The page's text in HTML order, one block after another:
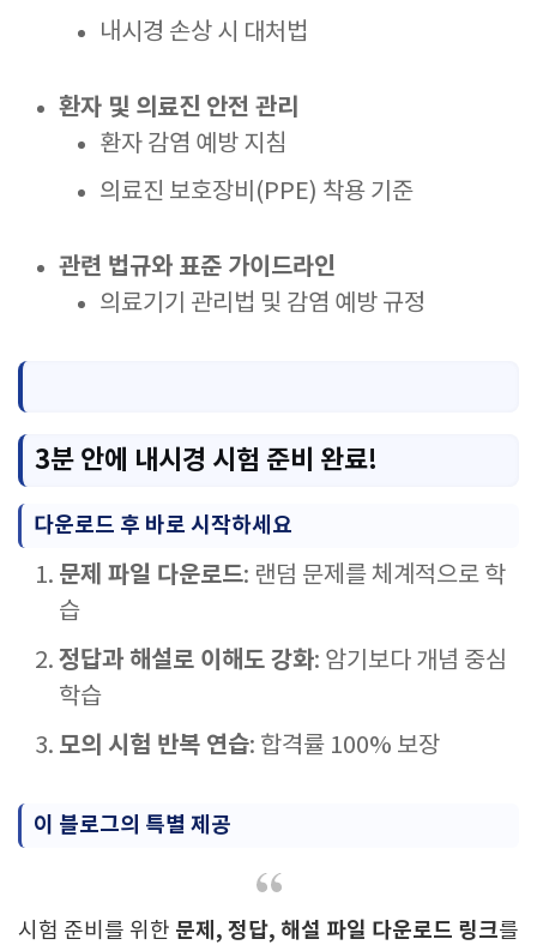
내시경 손상 시 대처법
환자 및 의료진 안전 관리
환자 감염 예방 지침
의료진 보호장비(PPE) 착용 기준
관련 법규와 표준 가이드라인
의료기기 관리법 및 감염 예방 규정
3분 안에 내시경 시험 준비 완료!
다운로드 후 바로 시작하세요
문제 파일 다운로드: 랜덤 문제를 체계적으로 학
습
정답과 해설로 이해도 강화: 암기보다 개념 중심
학습
모의 시험 반복 연습: 합격률 100% 보장
이 블로그의 특별 제공
시험 준비를 위한 문제, 정답, 해설 파일 다운로드 링크를